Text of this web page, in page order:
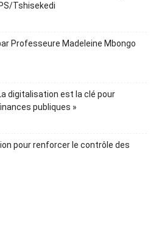
Tshisekedi
Professeure Madeleine Mbongo
digitalisation est la clé pour
publiques »
pour renforcer le contrôle des